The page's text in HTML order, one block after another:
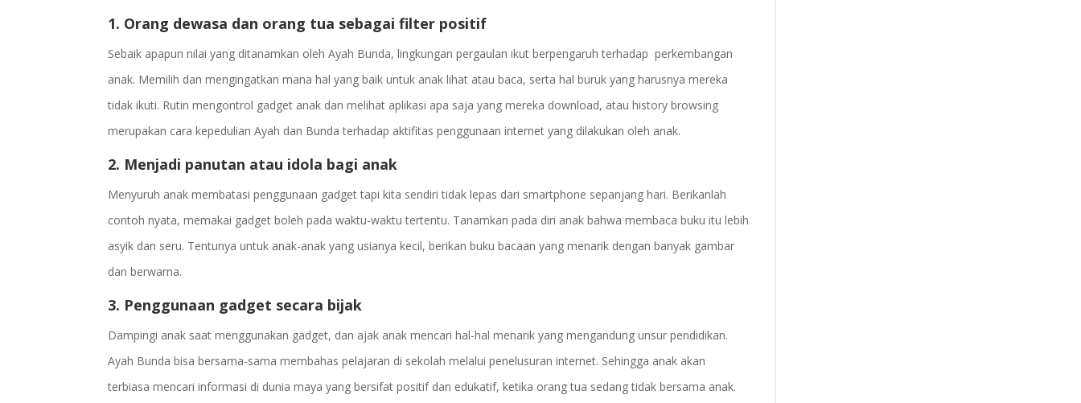
1. Orang dewasa dan orang tua sebagai filter positif
Sebaik apapun nilai yang ditanamkan oleh Ayah Bunda, lingkungan pergaulan ikut berpengaruh terhadap perkembangan
anak. Memilih dan mengingatkan mana hal yang baik untuk anak lihat atau baca, serta hal buruk yang harusnya mereka
tidak ikuti. Rutin mengontrol gadget anak dan melihat aplikasi apa saja yang mereka download, atau history browsing
merupakan cara kepedulian Ayah dan Bunda terhadap aktifitas penggunaan internet yang dilakukan oleh anak.
2. Menjadi panutan atau idola bagi anak
Menyuruh anak membatasi penggunaan gadget tapi kita sendiri tidak lepas dari smartphone sepanjang hari. Berikanlah
contoh nyata, memakai gadget boleh pada waktu-waktu tertentu. Tanamkan pada diri anak bahwa membaca buku itu lebih
asyik dan seru. Tentunya untuk anak-anak yang usianya kecil, berikan buku bacaan yang menarik dengan banyak gambar
dan berwarna.
3. Penggunaan gadget secara bijak
Dampingi anak saat menggunakan gadget, dan ajak anak mencari hal-hal menarik yang mengandung unsur pendidikan.
Ayah Bunda bisa bersama-sama membahas pelajaran di sekolah melalui penelusuran internet. Sehingga anak akan
terbiasa mencari informasi di dunia maya yang bersifat positif dan edukatif, ketika orang tua sedang tidak bersama anak.